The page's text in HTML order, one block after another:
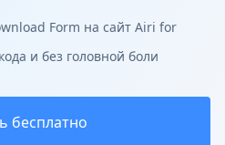
Form на сайт Airi for
и без головной боли
бесплатно